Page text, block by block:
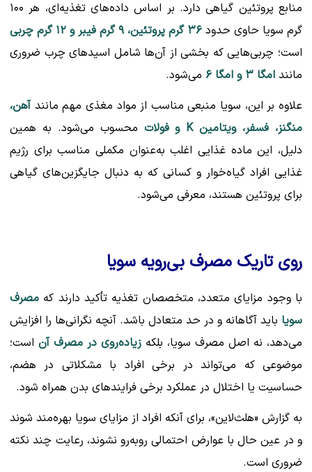
منابع پروتئین گیاهی دارد. بر اساس داده‌های تغذیه‌ای، هر ۱۰۰
گرم سویا حاوی حدود ۳۶ گرم پروتئین، ۹ گرم فیبر و ۱۲ گرم چربی
است؛ چربی‌هایی که بخشی از آن‌ها شامل اسیدهای چرب ضروری
مانند امگا ۳ و امگا ۶
می‌شود.
علاوه بر این، سویا منبعی مناسب از مواد مغذی مهم مانندآهن،
منگنز، فسفر، ویتامین K و فولات
محسوب می‌شود. به همین
دلیل، این ماده غذایی اغلب به‌عنوان مکملی مناسب برای رژیم
غذایی افراد گیاه‌خوار و کسانی که به دنبال جایگزین‌های گیاهی
برای پروتئین هستند، معرفی می‌شود.
روی تاریک مصرف بی‌رویه سویا
با وجود مزایای متعدد، متخصصان تغذیه تأکید دارند که مصرف
سویا باید آگاهانه و در حد متعادل باشد. آنچه نگرانی‌ها را افزایش
می‌دهد، نه اصل مصرف سویا، بلکه زیاده‌روی در مصرف آن است؛
موضوعی که می‌تواند در برخی افراد با مشکلاتی در هضم،
حساسیت یا اختلال در عملکرد برخی فرایندهای بدن همراه شود.
به گزارش «هلث‌لاین»، برای آنکه افراد از مزایای سویا بهره‌مند شوند
و در عین حال با عوارض احتمالی روبه‌رو نشوند، رعایت چند نکته
ضروری است.